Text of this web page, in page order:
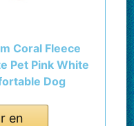
Coral Fleece
Pet Pink White
Dog
en